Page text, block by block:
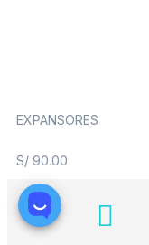
EXPANSORES
S/ 90.00